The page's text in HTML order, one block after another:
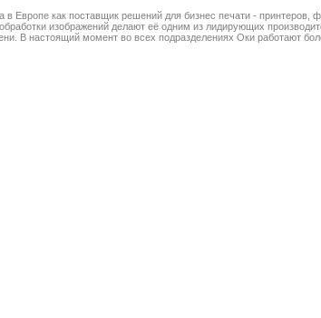
в Европе как поставщик решений для бизнес печати -
обработки изображений делают её одним из лидирующих
В настоящий момент во всех подразделениях Оки работают